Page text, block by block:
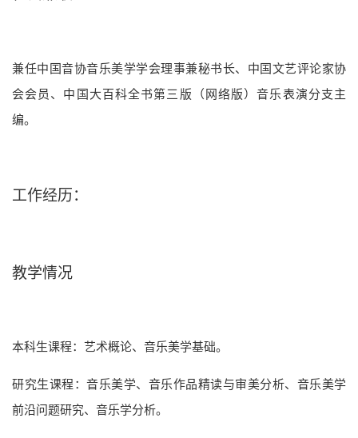
兼任中国音协音乐美学学会理事兼秘书长、 中国文艺评论家协
会会员、 中国大百科全书第三版（网络版）音乐表演分支主
编。
工作经历：
教学情况
本科生课程：艺术概论、音乐美学基础。
研究生课程：音乐美学、音乐作品精读与审美分析、音乐美学
前沿问题研究、音乐学分析。